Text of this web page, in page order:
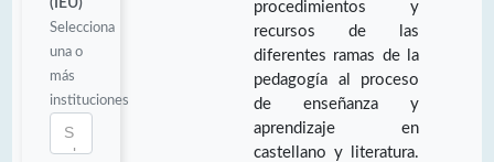
Selecciona
una o
más
instituciones
procedimientos y
recursos de las
diferentes ramas de la
pedagogía al proceso
de enseñanza y
aprendizaje en
castellano y literatura.